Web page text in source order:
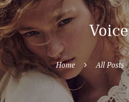
Voice
Home All Posts